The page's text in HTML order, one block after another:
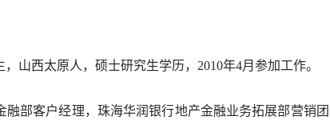
西太原人，硕士研究生学历，2010年4月参加工作。
客户经理，珠海华润银行地产金融业务拓展部营销团